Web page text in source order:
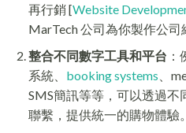
再行銷 [Website
MarTech 公司為你製作公司
整合不同數字工具和平台
系統、 booking systems 、
SMS簡訊等等，可以透過
聯繫，提供統一的購物體驗。